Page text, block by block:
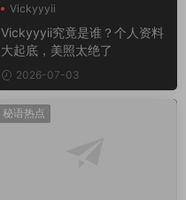
Vickyyyii
Vickyyyii究竟是谁？个人资料
大起底，美照太绝了
2026-07-03
秘语热点